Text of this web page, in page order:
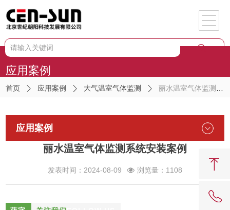
应用案例
首页 应用案例 大气温室气体监测 丽水温室气体监测系统安装案例
应用案例
丽水温室气体监测系统安装案例
发表时间：2024-08-09 浏览量：1108